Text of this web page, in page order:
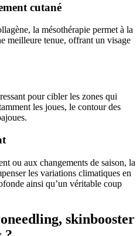
cutané
la mésothérapie permet à la
meilleure tenue, offrant un visage
pour cibler les zones qui
les joues, le contour des
ou aux changements de saison, la
les variations climatiques en
ainsi qu’un véritable coup
skinbooster